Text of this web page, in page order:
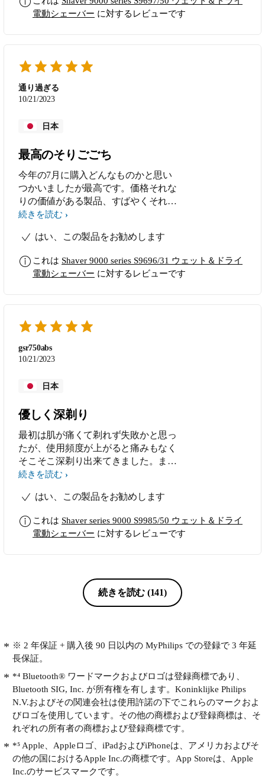
電動シェーバー に対するレビューです
通り過ぎる
10/21/2023
日本
最高のそりごごち
今年の7月に購入どんなものかと思い
つかいましたが最高です。価格それな
りの価値がある製品、すばやくそれま
すね
続きを読む
はい、この製品をお勧めします
これは Shaver 9000 series S9696/31 ウェット＆ドライ
電動シェーバー に対するレビューです
gsr750abs
10/21/2023
日本
優しく深剃り
最初は肌が痛くて剃れず失敗かと思っ
たが、使用頻度が上がると痛みもなく
そこそこ深剃り出来てきました。また
意外と癖のヒゲも剃れていて助かりま
を毎回購入していましたが顎下、頬骨
でしたが今回は今のところフィットし
てます。 ただ滑りがあまり良くない
ーとしての機能は停滞しているので、
さらなる深剃りで肌ケアが可能な製品
が出てくることを楽しみにしておりま
続きを読む
はい、この製品をお勧めします
これは Shaver series 9000 S9985/50 ウェット＆ドライ
電動シェーバー に対するレビューです
続きを読む (141)
※ 2 年保証 + 購入後 90 日以内の MyPhilips での登録で 3 年延
長保証。
*⁴ Bluetooth® ワードマークおよびロゴは登録商標であり、
Bluetooth SIG, Inc. が所有権を有します。Koninklijke Philips
N.V.およびその関連会社は使用許諾の下でこれらのマークおよ
びロゴを使用しています。その他の商標および登録商標は、そ
れぞれの所有者の商標および登録商標です。
*⁵ Apple、Appleロゴ、iPadおよびiPhoneは、アメリカおよびそ
の他の国におけるApple Inc.の商標です。App Storeは、Apple
Inc.のサービスマークです。